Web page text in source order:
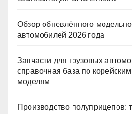
Обзор обновлённого
автомобилей 2026 года
Запчасти для грузовых
справочная база по
моделям
Производство полуприцепов: